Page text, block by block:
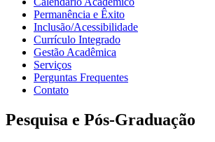
Permanência e Êxito
Inclusão/Acessibilidade
Currículo Integrado
Gestão Acadêmica
Serviços
Perguntas Frequentes
Contato
Pesquisa e Pós-Graduação